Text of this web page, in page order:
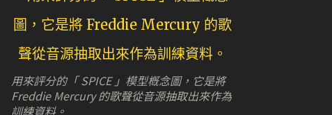
用來評分的「 SPICE 」模型槪念圖，它是將
Freddie Mercury 的歌聲從音源抽取出來作為
訓練資料。